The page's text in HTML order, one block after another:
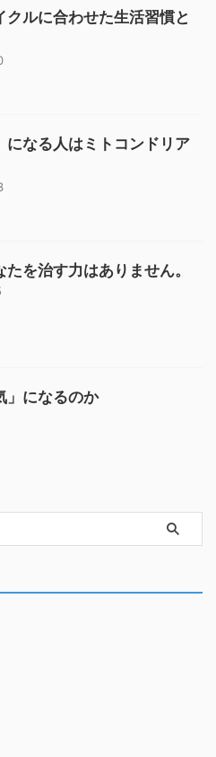
クルに合わせた生活習慣と
になる人はミトコンドリア
たを治す力はありません。
」になるのか